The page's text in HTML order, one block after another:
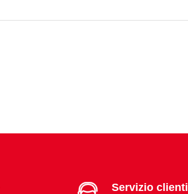
Servizio clienti